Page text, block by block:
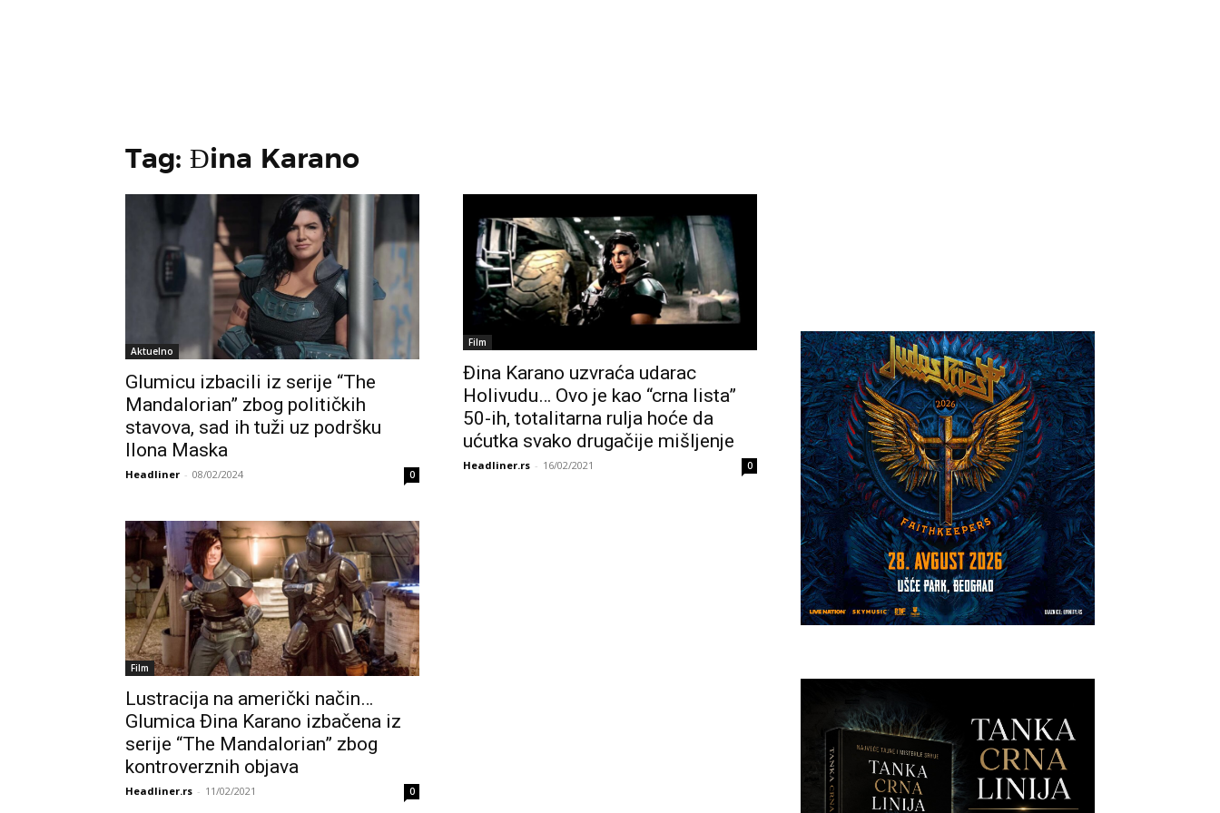
Tag: Đina Karano
Aktuelno
Glumicu izbacili iz serije “The
Mandalorian” zbog političkih
stavova, sad ih tuži uz podršku
Ilona Maska
Headliner - 08/02/2024 0
Film
Đina Karano uzvraća udarac
Holivudu… Ovo je kao “crna lista”
50-ih, totalitarna rulja hoće da
ućutka svako drugačije mišljenje
Headliner.rs - 16/02/2021 0
Film
Lustracija na američki način…
Glumica Đina Karano izbačena iz
serije “The Mandalorian” zbog
kontroverznih objava
Headliner.rs - 11/02/2021 0